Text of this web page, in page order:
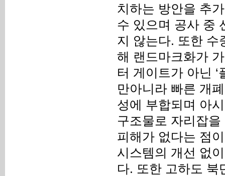
치하는 방안을 추
수 있으며 공사 중
지 않는다. 또한 수
해 랜드마크화가
터 게이트가 아닌
만아니라 빠른 개
성에 부합되며 아
구조물로 자리잡
피해가 없다는 점
시스템의 개선 없
다. 또한 고하도 북